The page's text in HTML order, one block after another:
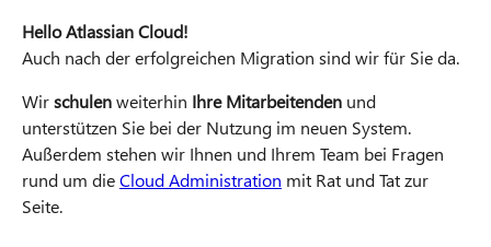
Hello Atlassian Cloud!
Auch nach der erfolgreichen Migration sind wir für Sie da.
Wirschulenweiterhin Ihre Mitarbeitenden und
unterstützen Sie bei der Nutzung im neuen System.
Außerdem stehen wir Ihnen und Ihrem Team bei Fragen
rund um dieCloud Administration mit Rat und Tat zur
Seite.